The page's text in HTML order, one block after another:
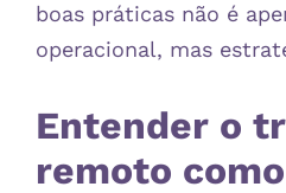
boas práticas não é
operacional, mas
Entender o
remoto